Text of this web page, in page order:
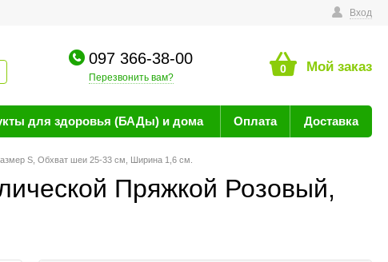
Вход
097 366-38-00
Перезвонить вам?
0 Мой заказ
для здоровья (БАДы) и дома Оплата Доставка
S, Обхват шеи 25-33 см, Ширина 1,6 см.
Пряжкой Розовый,